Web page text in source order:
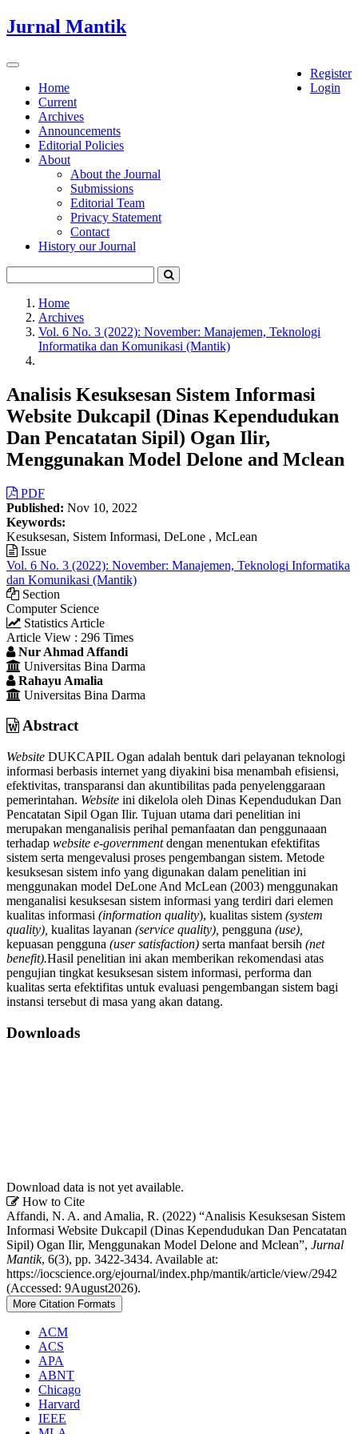
Quick
jump
page
Main
Navigation
Main
Content
Sidebar
Jurnal Mantik
Register
Login
Toggle
navigationHome
Current
Archives
Announcements
Editorial Policies
About
About the Journal
Submissions
Editorial Team
Privacy Statement
Contact
History our Journal
Home
Archives
Vol. 6 No. 3 (2022): November: Manajemen, Teknologi
Informatika dan Komunikasi (Mantik)
Analisis Kesuksesan Sistem Informasi
Website Dukcapil (Dinas Kependudukan
Dan Pencatatan Sipil) Ogan Ilir,
Menggunakan Model Delone and Mclean
Article
Sidebar
PDF
Published: Nov 10, 2022
Keywords:
Kesuksesan, Sistem Informasi, DeLone , McLean
Issue
Vol. 6 No. 3 (2022): November: Manajemen, Teknologi Informatika
dan Komunikasi (Mantik)
Section
Computer Science
Statistics Article
Article View : 296 Times
Main
Article
Content
Nur Ahmad Affandi
Universitas Bina Darma
Rahayu Amalia
Universitas Bina Darma
Abstract
Website DUKCAPIL Ogan adalah bentuk dari pelayanan teknologi
informasi berbasis internet yang diyakini bisa menambah efisiensi,
efektivitas, transparansi dan akuntibilitas pada penyelenggaraan
pemerintahan. Website ini dikelola oleh Dinas Kependudukan Dan
Pencatatan Sipil Ogan Ilir. Tujuan utama dari penelitian ini
merupakan menganalisis perihal pemanfaatan dan penggunaaan
terhadap website e-governmentdengan menentukan efektifitas
sistem serta mengevalusi proses pengembangan sistem. Metode
kesuksesan sistem info yang digunakan dalam penelitian ini
menggunakan model DeLone And McLean (2003) menggunakan
menganalisi kesuksesan sistem informasi yang terdiri dari elemen
kualitas informasi (information quality), kualitas sistem (system
quality), kualitas layanan (service quality), pengguna (use),
kepuasan pengguna (user satisfaction) serta manfaat bersih (net
benefit).Hasil penelitian ini akan memberikan rekomendasi atas
pengujian tingkat kesuksesan sistem informasi, performa dan
kualitas serta efektifitas untuk evaluasi pengembangan sistem bagi
instansi tersebut di masa yang akan datang.
Downloads
Download data is not yet available.
Article
Details
How to Cite
Affandi, N. A. and Amalia, R. (2022) “Analisis Kesuksesan Sistem
Informasi Website Dukcapil (Dinas Kependudukan Dan Pencatatan
Sipil) Ogan Ilir, Menggunakan Model Delone and Mclean”, Jurnal
Mantik, 6(3), pp. 3422-3434. Available at:
https://iocscience.org/ejournal/index.php/mantik/article/view/2942
(Accessed: 9August2026).
More Citation Formats
ACM
ACS
APA
ABNT
Chicago
Harvard
IEEE